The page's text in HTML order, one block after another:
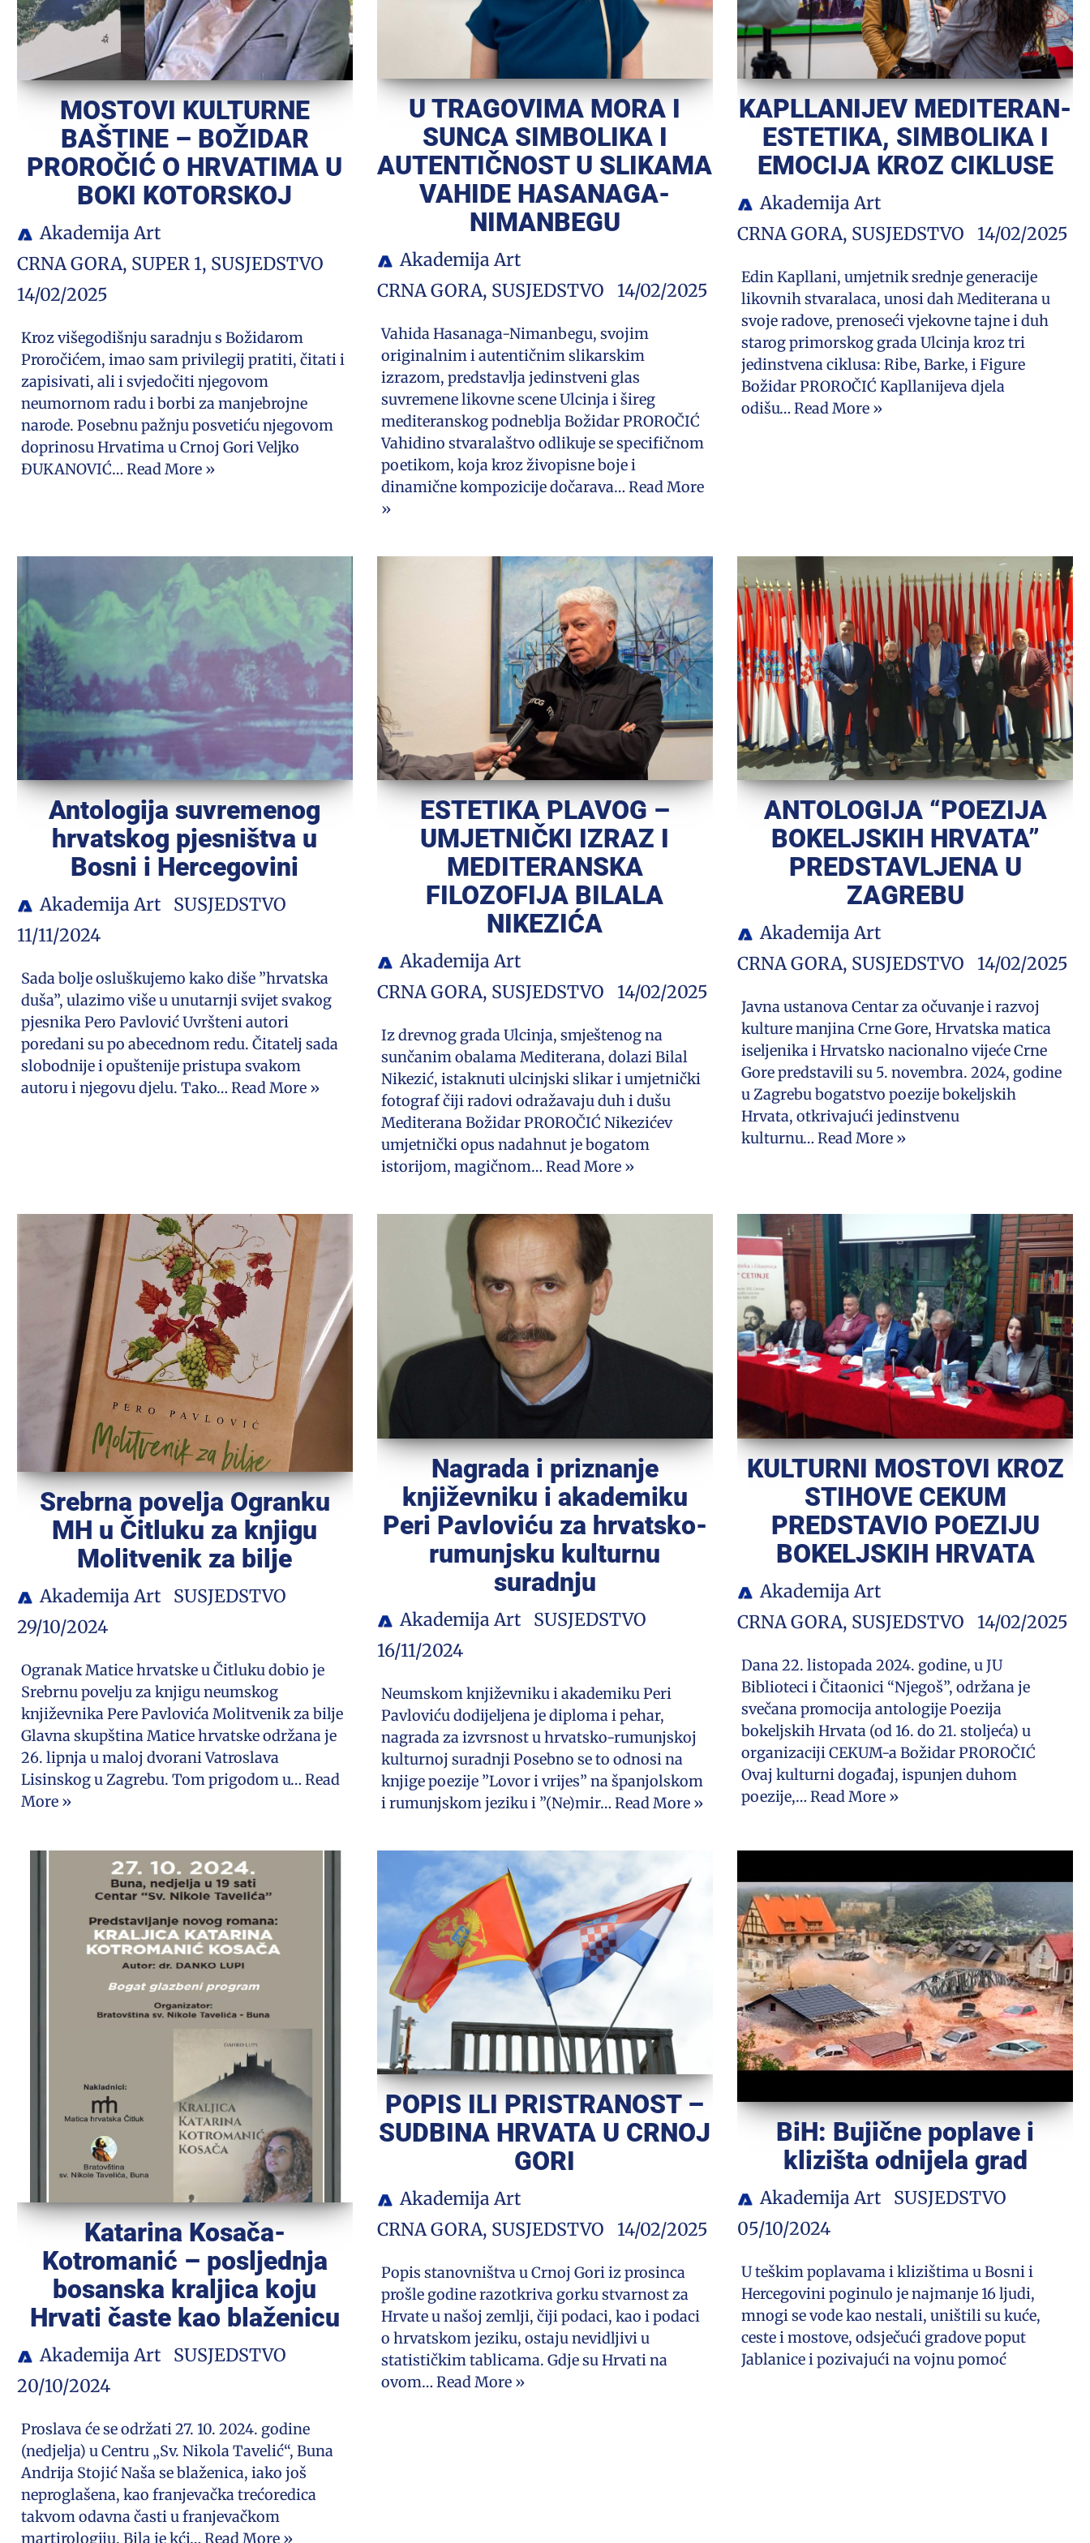
MOSTOVI KULTURNE
BAŠTINE – BOŽIDAR
PROROČIĆ O HRVATIMA U
BOKI KOTORSKOJ
Akademija Art
CRNA GORA, SUPER 1, SUSJEDSTVO
14/02/2025
Kroz višegodišnju saradnju s Božidarom
Proročićem, imao sam privilegij pratiti, čitati i
zapisivati, ali i svjedočiti njegovom
neumornom radu i borbi za manjebrojne
narode. Posebnu pažnju posvetiću njegovom
doprinosu Hrvatima u Crnoj Gori Veljko
ĐUKANOVIĆ… Read More »
U TRAGOVIMA MORA I
SUNCA SIMBOLIKA I
AUTENTIČNOST U SLIKAMA
VAHIDE HASANAGA-
NIMANBEGU
Akademija Art
CRNA GORA, SUSJEDSTVO 14/02/2025
Vahida Hasanaga-Nimanbegu, svojim
originalnim i autentičnim slikarskim
izrazom, predstavlja jedinstveni glas
suvremene likovne scene Ulcinja i šireg
mediteranskog podneblja Božidar PROROČIĆ
Vahidino stvaralaštvo odlikuje se specifičnom
poetikom, koja kroz živopisne boje i
dinamične kompozicije dočarava… Read More
»
KAPLLANIJEV MEDITERAN-
ESTETIKA, SIMBOLIKA I
EMOCIJA KROZ CIKLUSE
Akademija Art
CRNA GORA, SUSJEDSTVO 14/02/2025
Edin Kapllani, umjetnik srednje generacije
likovnih stvaralaca, unosi dah Mediterana u
svoje radove, prenoseći vjekovne tajne i duh
starog primorskog grada Ulcinja kroz tri
jedinstvena ciklusa: Ribe, Barke, i Figure
Božidar PROROČIĆ Kapllanijeva djela
odišu…Read More »
Antologija suvremenog
hrvatskog pjesništva u
Bosni i Hercegovini
Akademija Art
SUSJEDSTVO
11/11/2024
Sada bolje osluškujemo kako diše ”hrvatska
duša”, ulazimo više u unutarnji svijet svakog
pjesnika Pero Pavlović Uvršteni autori
poredani su po abecednom redu. Čitatelj sada
slobodnije i opuštenije pristupa svakom
autoru i njegovu djelu. Tako… Read More »
ESTETIKA PLAVOG –
UMJETNIČKI IZRAZ I
MEDITERANSKA
FILOZOFIJA BILALA
NIKEZIĆA
Akademija Art
CRNA GORA, SUSJEDSTVO 14/02/2025
Iz drevnog grada Ulcinja, smještenog na
sunčanim obalama Mediterana, dolazi Bilal
Nikezić, istaknuti ulcinjski slikar i umjetnički
fotograf čiji radovi odražavaju duh i dušu
Mediterana Božidar PROROČIĆ Nikezićev
umjetnički opus nadahnut je bogatom
istorijom, magičnom… Read More »
ANTOLOGIJA “POEZIJA
BOKELJSKIH HRVATA”
PREDSTAVLJENA U
ZAGREBU
Akademija Art
CRNA GORA, SUSJEDSTVO 14/02/2025
Javna ustanova Centar za očuvanje i razvoj
kulture manjina Crne Gore, Hrvatska matica
iseljenika i Hrvatsko nacionalno vijeće Crne
Gore predstavili su 5. novembra. 2024, godine
u Zagrebu bogatstvo poezije bokeljskih
Hrvata, otkrivajući jedinstvenu
kulturnu…Read More »
Srebrna povelja Ogranku
MH u Čitluku za knjigu
Molitvenik za bilje
Akademija Art
SUSJEDSTVO
29/10/2024
Ogranak Matice hrvatske u Čitluku dobio je
Srebrnu povelju za knjigu neumskog
književnika Pere Pavlovića Molitvenik za bilje
Glavna skupština Matice hrvatske održana je
26. lipnja u maloj dvorani Vatroslava
Lisinskog u Zagrebu. Tom prigodom u… Read
More »
Nagrada i priznanje
književniku i akademiku
Peri Pavloviću za hrvatsko-
rumunjsku kulturnu
suradnju
Akademija Art
SUSJEDSTVO
16/11/2024
Neumskom književniku i akademiku Peri
Pavloviću dodijeljena je diploma i pehar,
nagrada za izvrsnost u hrvatsko-rumunjskoj
kulturnoj suradnji Posebno se to odnosi na
knjige poezije ”Lovor i vrijes” na španjolskom
i rumunjskom jeziku i ”(Ne)mir… Read More »
KULTURNI MOSTOVI KROZ
STIHOVE CEKUM
PREDSTAVIO POEZIJU
BOKELJSKIH HRVATA
Akademija Art
CRNA GORA, SUSJEDSTVO 14/02/2025
Dana 22. listopada 2024. godine, u JU
Biblioteci i Čitaonici “Njegoš”, održana je
svečana promocija antologije Poezija
bokeljskih Hrvata (od 16. do 21. stoljeća) u
organizaciji CEKUM-a Božidar PROROČIĆ
Ovaj kulturni događaj, ispunjen duhom
poezije,…Read More »
Katarina Kosača-
Kotromanić – posljednja
bosanska kraljica koju
Hrvati časte kao blaženicu
Akademija Art
SUSJEDSTVO
20/10/2024
Proslava će se održati 27. 10. 2024. godine
(nedjelja) u Centru „Sv. Nikola Tavelić“, Buna
Andrija Stojić Naša se blaženica, iako još
neproglašena, kao franjevačka trećoredica
takvom odavna časti u franjevačkom
martirologiju. Bila je kći… Read More »
POPIS ILI PRISTRANOST –
SUDBINA HRVATA U CRNOJ
GORI
Akademija Art
CRNA GORA, SUSJEDSTVO 14/02/2025
Popis stanovništva u Crnoj Gori iz prosinca
prošle godine razotkriva gorku stvarnost za
Hrvate u našoj zemlji, čiji podaci, kao i podaci
o hrvatskom jeziku, ostaju nevidljivi u
statističkim tablicama. Gdje su Hrvati na
ovom… Read More »
BiH: Bujične poplave i
klizišta odnijela grad
Akademija Art
SUSJEDSTVO
05/10/2024
U teškim poplavama i klizištima u Bosni i
Hercegovini poginulo je najmanje 16 ljudi,
mnogi se vode kao nestali, uništili su kuće,
ceste i mostove, odsječući gradove poput
Jablanice i pozivajući na vojnu pomoć